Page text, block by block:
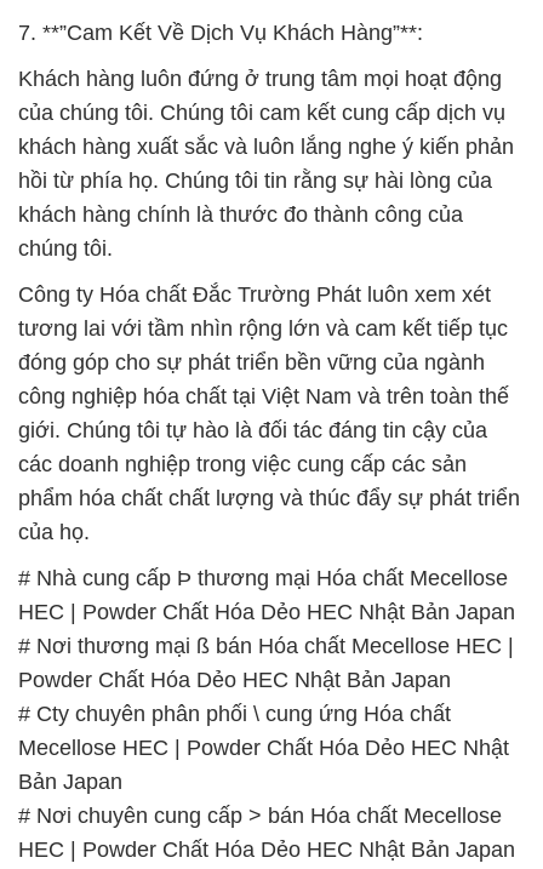
7. **”Cam Kết Về Dịch Vụ Khách Hàng”**:
Khách hàng luôn đứng ở trung tâm mọi hoạt động
của chúng tôi. Chúng tôi cam kết cung cấp dịch vụ
khách hàng xuất sắc và luôn lắng nghe ý kiến phản
hồi từ phía họ. Chúng tôi tin rằng sự hài lòng của
khách hàng chính là thước đo thành công của
chúng tôi.
Công ty Hóa chất Đắc Trường Phát luôn xem xét
tương lai với tầm nhìn rộng lớn và cam kết tiếp tục
đóng góp cho sự phát triển bền vững của ngành
công nghiệp hóa chất tại Việt Nam và trên toàn thế
giới. Chúng tôi tự hào là đối tác đáng tin cậy của
các doanh nghiệp trong việc cung cấp các sản
phẩm hóa chất chất lượng và thúc đẩy sự phát triển
của họ.
# Nhà cung cấp Þ thương mại Hóa chất Mecellose
HEC | Powder Chất Hóa Dẻo HEC Nhật Bản Japan
# Nơi thương mại ß bán Hóa chất Mecellose HEC |
Powder Chất Hóa Dẻo HEC Nhật Bản Japan
# Cty chuyên phân phối \ cung ứng Hóa chất
Mecellose HEC | Powder Chất Hóa Dẻo HEC Nhật
Bản Japan
# Nơi chuyên cung cấp > bán Hóa chất Mecellose
HEC | Powder Chất Hóa Dẻo HEC Nhật Bản Japan